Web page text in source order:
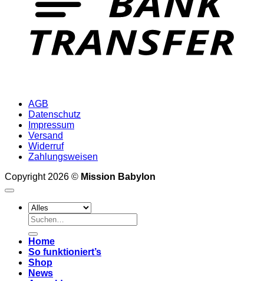
AGB
Datenschutz
Impressum
Versand
Widerruf
Zahlungsweisen
Copyright 2026 © Mission Babylon
Suchen
nach:
Home
So funktioniert’s
Shop
News